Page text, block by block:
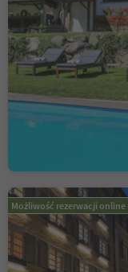
Możliwość rezerwacji online